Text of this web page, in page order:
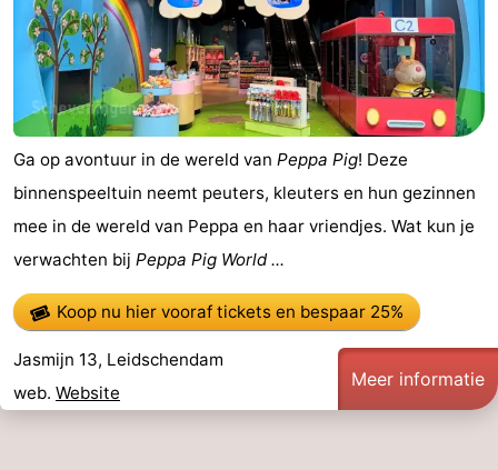
Ga op avontuur in de wereld van Peppa Pig! Deze
binnenspeeltuin neemt peuters, kleuters en hun gezinnen
mee in de wereld van Peppa en haar vriendjes. Wat kun je
verwachten bij Peppa Pig World ...
Koop nu hier vooraf ticketsen bespaar 25%
Jasmijn 13, Leidschendam
web. Website
Meer informatie